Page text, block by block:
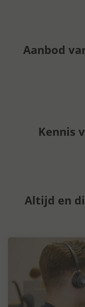
Aanbod
Kennis
Altijd en